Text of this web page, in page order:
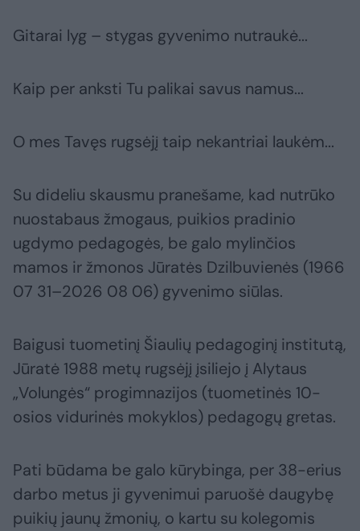
Gitarai lyg – stygas gyvenimo nutraukė...
Kaip per anksti Tu palikai savus namus...
O mes Tavęs rugsėjį taip nekantriai laukėm...
Su dideliu skausmu pranešame, kad nutrūko
nuostabaus žmogaus, puikios pradinio
ugdymo pedagogės, be galo mylinčios
mamos ir žmonos Jūratės Dzilbuvienės (1966
07 31–2026 08 06) gyvenimo siūlas.
Baigusi tuometinį Šiaulių pedagoginį institutą,
Jūratė 1988 metų rugsėjį įsiliejo į Alytaus
„Volungės“ progimnazijos (tuometinės 10-
osios vidurinės mokyklos) pedagogų gretas.
Pati būdama be galo kūrybinga, per 38-erius
darbo metus ji gyvenimui paruošė daugybę
puikių jaunų žmonių, o kartu su kolegomis